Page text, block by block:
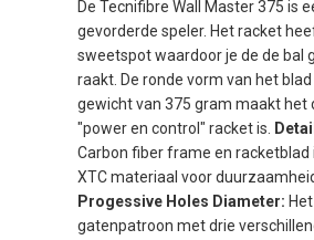
De Tecnifibre Wall Master 375 is
gevorderde speler. Het racket
sweetspot waardoor je de de bal
raakt. De ronde vorm van het
gewicht van 375 gram maakt het
"power en control" racket is.
Carbon fiber frame en
XTC materiaal voor
Progessive Holes Diameter:
gatenpatroon met drie